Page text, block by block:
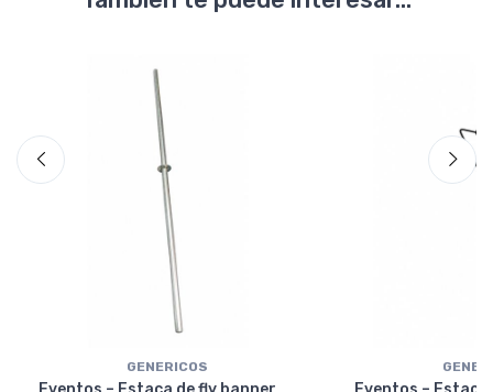
GENERICOS